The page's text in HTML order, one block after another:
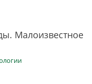
Малоизвестное